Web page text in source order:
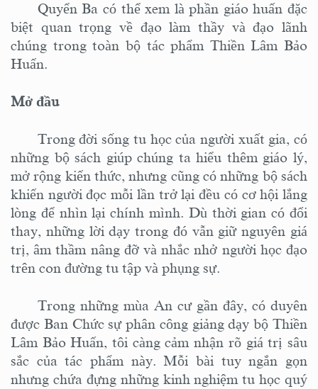
Quyển Ba có thể xem là phần giáo huấn đặc
biệt quan trọng về đạo làm thầy và đạo lãnh
chúng trong toàn bộ tác phẩm Thiền Lâm Bảo
Huấn.
Mở đầu
Trong đời sống tu học của người xuất gia, có
những bộ sách giúp chúng ta hiểu thêm giáo lý,
mở rộng kiến thức, nhưng cũng có những bộ sách
khiến người đọc mỗi lần trở lại đều có cơ hội lắng
lòng để nhìn lại chính mình. Dù thời gian có đổi
thay, những lời dạy trong đó vẫn giữ nguyên giá
trị, âm thầm nâng đỡ và nhắc nhở người học đạo
trên con đường tu tập và phụng sự.
Trong những mùa An cư gần đây, có duyên
được Ban Chức sự phân công giảng dạy bộ Thiền
Lâm Bảo Huấn, tôi càng cảm nhận rõ giá trị sâu
sắc của tác phẩm này. Mỗi bài tuy ngắn gọn
nhưng chứa đựng những kinh nghiệm tu học quý